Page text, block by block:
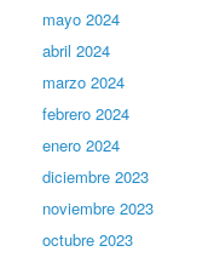
mayo 2024
abril 2024
marzo 2024
febrero 2024
enero 2024
diciembre 2023
noviembre 2023
octubre 2023